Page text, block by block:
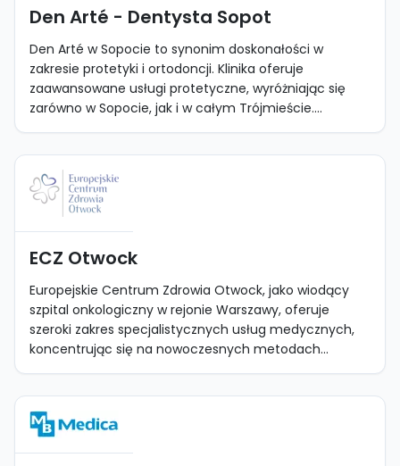
Den Arté - Dentysta Sopot
Den Arté w Sopocie to synonim doskonałości w
zakresie protetyki i ortodoncji. Klinika oferuje
zaawansowane usługi protetyczne, wyróżniając się
zarówno w Sopocie, jak i w całym Trójmieście....
ECZ Otwock
Europejskie Centrum Zdrowia Otwock, jako wiodący
szpital onkologiczny w rejonie Warszawy, oferuje
szeroki zakres specjalistycznych usług medycznych,
koncentrując się na nowoczesnych metodach...